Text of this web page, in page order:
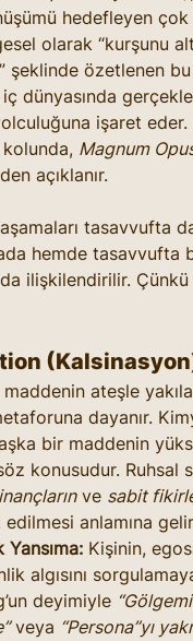
hedefleyen çok
olarak “kurşunu
şeklinde özetlenen bu
iç dünyasında
işaret
Magnum
açıklanır.
tasavvufta
hemde tasavvufta
ilişkilendirilir.
ateşle
dayanır.
bir maddenin
söz konusudur. Ruhsal
ve sabit
anlamına
Kişinin,
algısını
deyimiyle
veya “Persona”yı